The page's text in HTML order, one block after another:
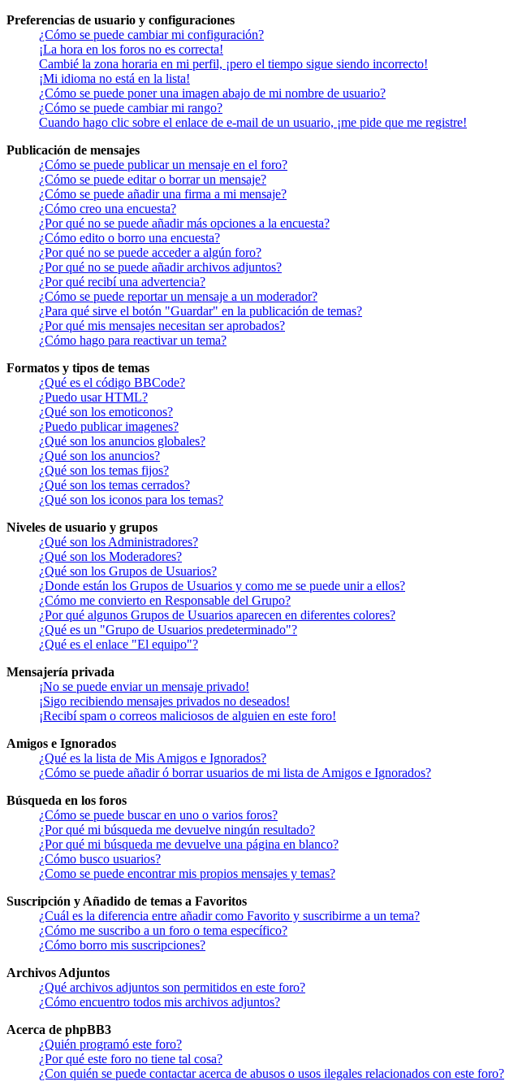
Preferencias de usuario y configuraciones
¿Cómo se puede cambiar mi configuración?
¡La hora en los foros no es correcta!
Cambié la zona horaria en mi perfil, ¡pero el tiempo sigue siendo incorrecto!
¡Mi idioma no está en la lista!
¿Cómo se puede poner una imagen abajo de mi nombre de usuario?
¿Cómo se puede cambiar mi rango?
Cuando hago clic sobre el enlace de e-mail de un usuario, ¡me pide que me registre!
Publicación de mensajes
¿Cómo se puede publicar un mensaje en el foro?
¿Cómo se puede editar o borrar un mensaje?
¿Cómo se puede añadir una firma a mi mensaje?
¿Cómo creo una encuesta?
¿Por qué no se puede añadir más opciones a la encuesta?
¿Cómo edito o borro una encuesta?
¿Por qué no se puede acceder a algún foro?
¿Por qué no se puede añadir archivos adjuntos?
¿Por qué recibí una advertencia?
¿Cómo se puede reportar un mensaje a un moderador?
¿Para qué sirve el botón "Guardar" en la publicación de temas?
¿Por qué mis mensajes necesitan ser aprobados?
¿Cómo hago para reactivar un tema?
Formatos y tipos de temas
¿Qué es el código BBCode?
¿Puedo usar HTML?
¿Qué son los emoticonos?
¿Puedo publicar imagenes?
¿Qué son los anuncios globales?
¿Qué son los anuncios?
¿Qué son los temas fijos?
¿Qué son los temas cerrados?
¿Qué son los iconos para los temas?
Niveles de usuario y grupos
¿Qué son los Administradores?
¿Qué son los Moderadores?
¿Qué son los Grupos de Usuarios?
¿Donde están los Grupos de Usuarios y como me se puede unir a ellos?
¿Cómo me convierto en Responsable del Grupo?
¿Por qué algunos Grupos de Usuarios aparecen en diferentes colores?
¿Qué es un "Grupo de Usuarios predeterminado"?
¿Qué es el enlace "El equipo"?
Mensajería privada
¡No se puede enviar un mensaje privado!
¡Sigo recibiendo mensajes privados no deseados!
¡Recibí spam o correos maliciosos de alguien en este foro!
Amigos e Ignorados
¿Qué es la lista de Mis Amigos e Ignorados?
¿Cómo se puede añadir ó borrar usuarios de mi lista de Amigos e Ignorados?
Búsqueda en los foros
¿Cómo se puede buscar en uno o varios foros?
¿Por qué mi búsqueda me devuelve ningún resultado?
¿Por qué mi búsqueda me devuelve una página en blanco?
¿Cómo busco usuarios?
¿Como se puede encontrar mis propios mensajes y temas?
Suscripción y Añadido de temas a Favoritos
¿Cuál es la diferencia entre añadir como Favorito y suscribirme a un tema?
¿Cómo me suscribo a un foro o tema específico?
¿Cómo borro mis suscripciones?
Archivos Adjuntos
¿Qué archivos adjuntos son permitidos en este foro?
¿Cómo encuentro todos mis archivos adjuntos?
Acerca de phpBB3
¿Quién programó este foro?
¿Por qué este foro no tiene tal cosa?
¿Con quién se puede contactar acerca de abusos o usos ilegales relacionados con este foro?